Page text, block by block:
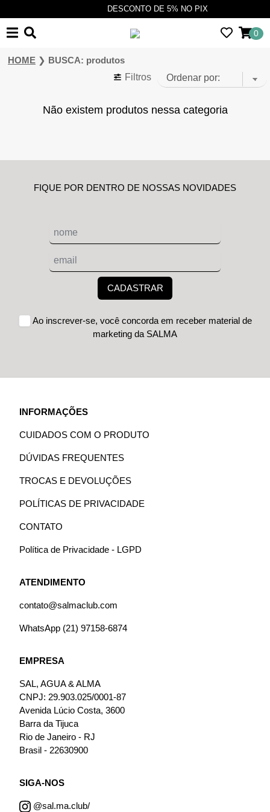
DESCONTO DE 5% NO PIX
0
HOME ❯ BUSCA: produtos
Filtros
Não existem produtos nessa categoria
FIQUE POR DENTRO DE NOSSAS NOVIDADES
CADASTRAR
Ao inscrever-se, você concorda em receber material de
marketing da SALMA
INFORMAÇÕES
CUIDADOS COM O PRODUTO
DÚVIDAS FREQUENTES
TROCAS E DEVOLUÇÕES
POLÍTICAS DE PRIVACIDADE
CONTATO
Política de Privacidade - LGPD
ATENDIMENTO
contato@salmaclub.com
WhatsApp (21) 97158-6874
EMPRESA
SAL, AGUA & ALMA
CNPJ: 29.903.025/0001-87
Avenida Lúcio Costa, 3600
Barra da Tijuca
Rio de Janeiro - RJ
Brasil - 22630900
SIGA-NOS
@sal.ma.club/